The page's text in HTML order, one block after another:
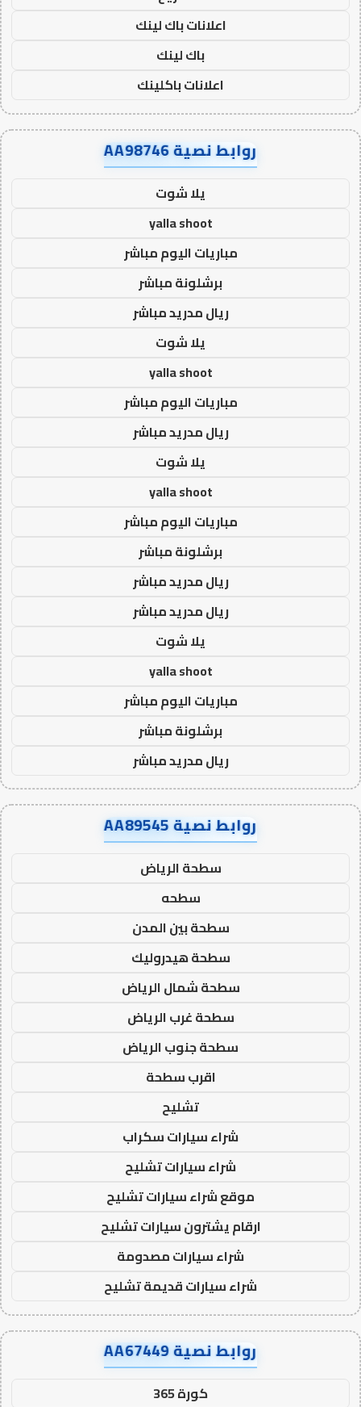
اعلانات باك لينك
باك لينك
اعلانات باكلينك
روابط نصية AA98746
يلا شوت
yalla shoot
مباريات اليوم مباشر
برشلونة مباشر
ريال مدريد مباشر
يلا شوت
yalla shoot
مباريات اليوم مباشر
ريال مدريد مباشر
يلا شوت
yalla shoot
مباريات اليوم مباشر
برشلونة مباشر
ريال مدريد مباشر
ريال مدريد مباشر
يلا شوت
yalla shoot
مباريات اليوم مباشر
برشلونة مباشر
ريال مدريد مباشر
روابط نصية AA89545
سطحة الرياض
سطحه
سطحة بين المدن
سطحة هيدروليك
سطحة شمال الرياض
سطحة غرب الرياض
سطحة جنوب الرياض
اقرب سطحة
تشليح
شراء سيارات سكراب
شراء سيارات تشليح
موقع شراء سيارات تشليح
ارقام يشترون سيارات تشليح
شراء سيارات مصدومة
شراء سيارات قديمة تشليح
روابط نصية AA67449
كورة 365